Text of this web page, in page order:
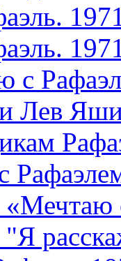
с
Лев
«Мечтаю
"Я